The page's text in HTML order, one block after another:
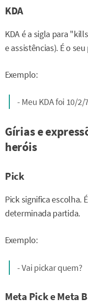
KDA
KDA é a sigla para
e assistências). É o
Exemplo:
- Meu KDA foi 10/
Gírias e
heróis
Pick
Pick significa escolha.
determinada partida.
Exemplo:
- Vai pickar quem?
Meta Pick e Meta